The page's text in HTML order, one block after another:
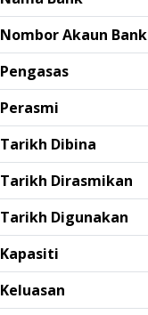
Nombor Akaun Bank
Pengasas
Perasmi
Tarikh Dibina
Tarikh Dirasmikan
Tarikh Digunakan
Kapasiti
Keluasan